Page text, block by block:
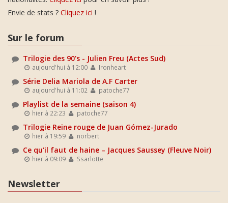
Envie de stats ? Cliquez ici !
Sur le forum
Trilogie des 90's - Julien Freu (Actes Sud)
aujourd'hui à 12:00 Ironheart
Série Delia Mariola de A.F Carter
aujourd'hui à 11:02 patoche77
Playlist de la semaine (saison 4)
hier à 22:23 patoche77
Trilogie Reine rouge de Juan Gómez-Jurado
hier à 19:59 norbert
Ce qu'il faut de haine – Jacques Saussey (Fleuve Noir)
hier à 09:09 Ssarlotte
Newsletter